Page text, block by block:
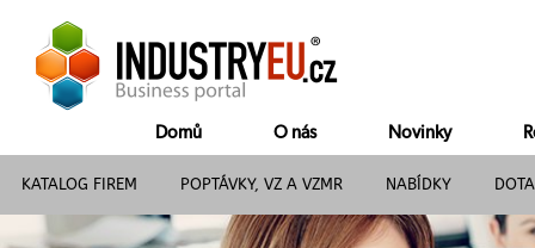
Domů O nás Novinky
KATALOG FIREM POPTÁVKY, VZ A VZMR NABÍDKY